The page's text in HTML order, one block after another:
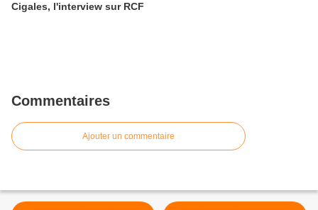
Cigales, l'interview sur RCF
Commentaires
Ajouter un commentaire